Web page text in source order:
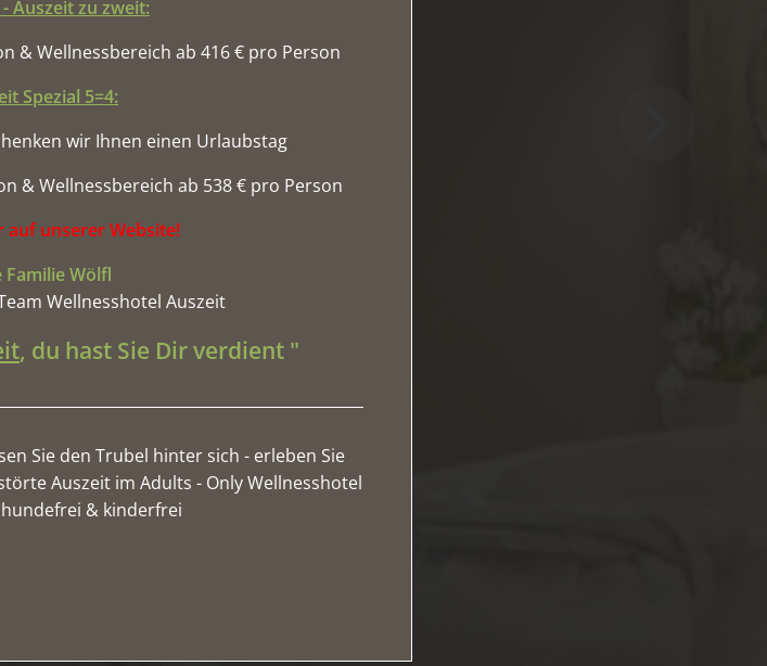
Auszeit zu zweit:
& Wellnessbereich ab 416 € pro Person
Spezial 5=4:
wir Ihnen einen Urlaubstag
& Wellnessbereich ab 538 € pro Person
auf unserer Website!
Familie Wölfl
Wellnesshotel Auszeit
, du hast Sie Dir verdient "
Sie den Trubel hinter sich - erleben Sie
Auszeit im Adults - Only Wellnesshotel
& kinderfrei